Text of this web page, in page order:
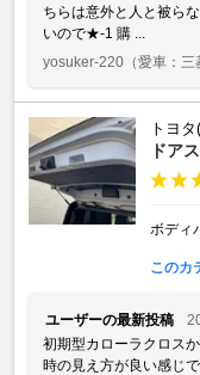
ちらは意外と人と被ら
いので★-1 購 ...
yosuker-220 （愛車：
トヨ
ドア
ボディ
このカ
ユーザーの最新投稿
初期型カローラクロス
時の見え方が良い感じ